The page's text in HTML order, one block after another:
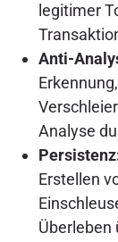
legitimer
Anti-
Analyse
Erstellen
Überleben